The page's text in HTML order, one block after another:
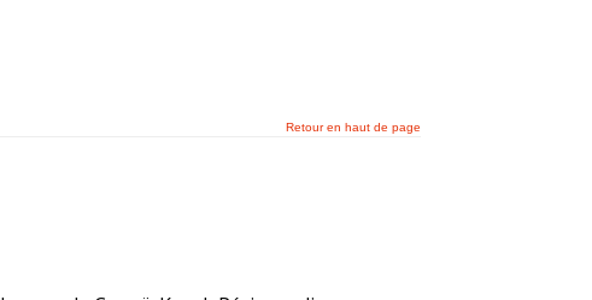
Retour en haut de page